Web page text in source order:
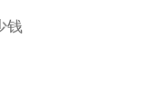
钱